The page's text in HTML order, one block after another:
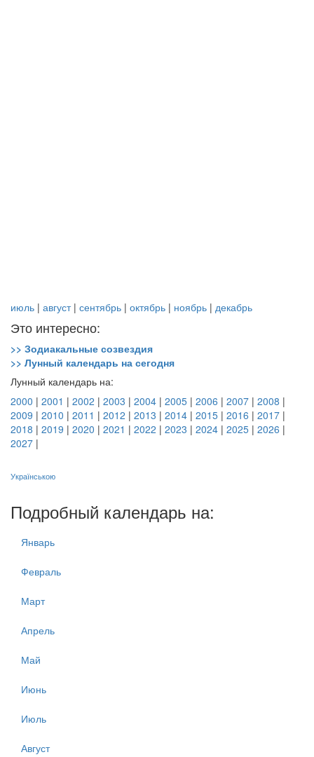
июль | август| сентябрь | октябрь | ноябрь | декабрь
Это интересно:
>> Зодиакальные созвездия
>> Лунный календарь на сегодня
Лунный календарь на:
2000 | 2001 | 2002 | 2003 | 2004 | 2005 | 2006 | 2007 | 2008 |
2009 | 2010 | 2011 | 2012 | 2013 | 2014 | 2015 | 2016 | 2017 |
2018 | 2019 | 2020 | 2021 | 2022 | 2023 | 2024 | 2025 | 2026 |
2027 |
Українською
Подробный календарь на:
Январь
Февраль
Март
Апрель
Май
Июнь
Июль
Август